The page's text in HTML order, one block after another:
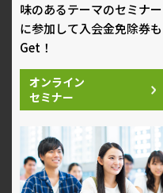
味のあるテーマのセミナー
に参加して入会金免除券も
Get！
オンライン
セミナー